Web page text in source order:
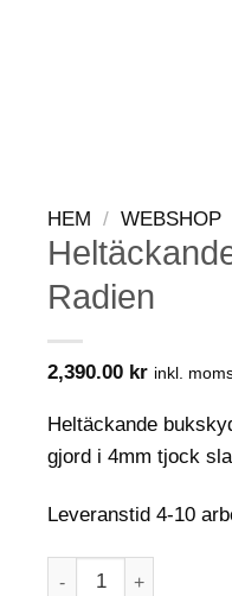
HEM / WEBSHOP
Radien
2,390.00 kr inkl.
Heltäckande
gjord i 4mm tjock
Leveranstid 4-10
Heltäckande